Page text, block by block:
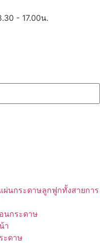
- 17.00น.
ผ่นกระดาษลูกฟูกทั้งสายการ
นกระดาษ
า
ะดาษ